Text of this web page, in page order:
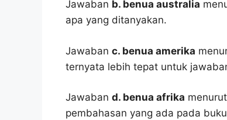
Jawaban b. benua australia
apa yang ditanyakan.
Jawaban c. benua amerika
ternyata lebih tepat untuk
Jawaban d. benua afrika
pembahasan yang ada pada